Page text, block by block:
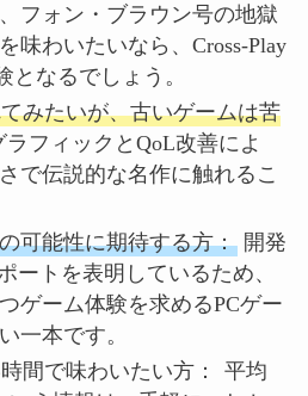
フォン・ブラウン号の地獄
味わいたいなら、Cross-Play
となるでしょう。
みたいが、古いゲームは苦
フィックとQoL改善によ
で伝説的な名作に触れるこ
可能性に期待する方：開発
ートを表明しているため、
ゲーム体験を求めるPCゲー
一本です。
間で味わいたい方：
平均